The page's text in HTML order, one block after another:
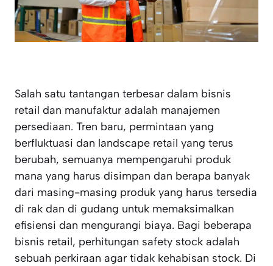
Salah satu tantangan terbesar dalam bisnis
retail dan manufaktur adalah manajemen
persediaan. Tren baru, permintaan yang
berfluktuasi dan landscape retail yang terus
berubah, semuanya mempengaruhi produk
mana yang harus disimpan dan berapa banyak
dari masing-masing produk yang harus tersedia
di rak dan di gudang untuk memaksimalkan
efisiensi dan mengurangi biaya. Bagi beberapa
bisnis retail, perhitungan safety stock adalah
sebuah perkiraan agar tidak kehabisan stock. Di